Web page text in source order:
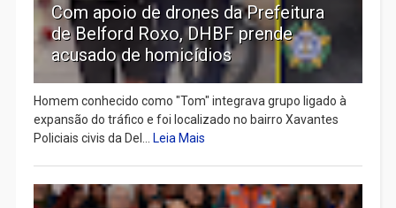
Com apoio de drones da Prefeitura
de Belford Roxo, DHBF prende
acusado de homicídios
Homem conhecido como "Tom" integrava grupo ligado à
expansão do tráfico e foi localizado no bairro Xavantes
Policiais civis da Del... Leia Mais